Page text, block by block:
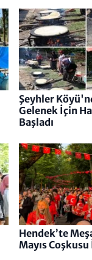
Şeyhler
Gelenek İçin
Başladı
Hendek’te
Mayıs Coşkusu